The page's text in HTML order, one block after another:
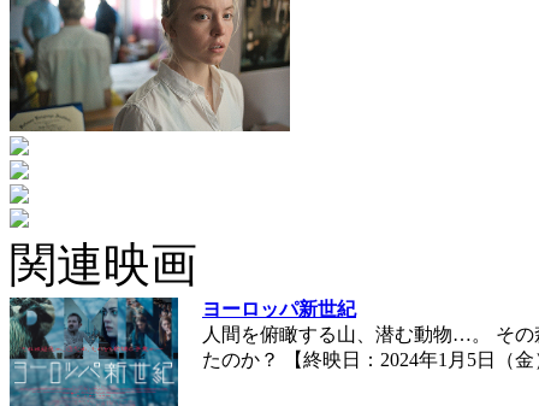
関連映画
ヨーロッパ新世紀
人間を俯瞰する山、潜む動物…。 そ
たのか？ 【終映日：2024年1月5日（金